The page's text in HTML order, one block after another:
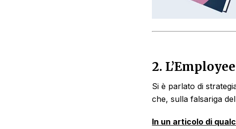
2.
Si è parlato di
che, sulla falsariga
In un articolo di